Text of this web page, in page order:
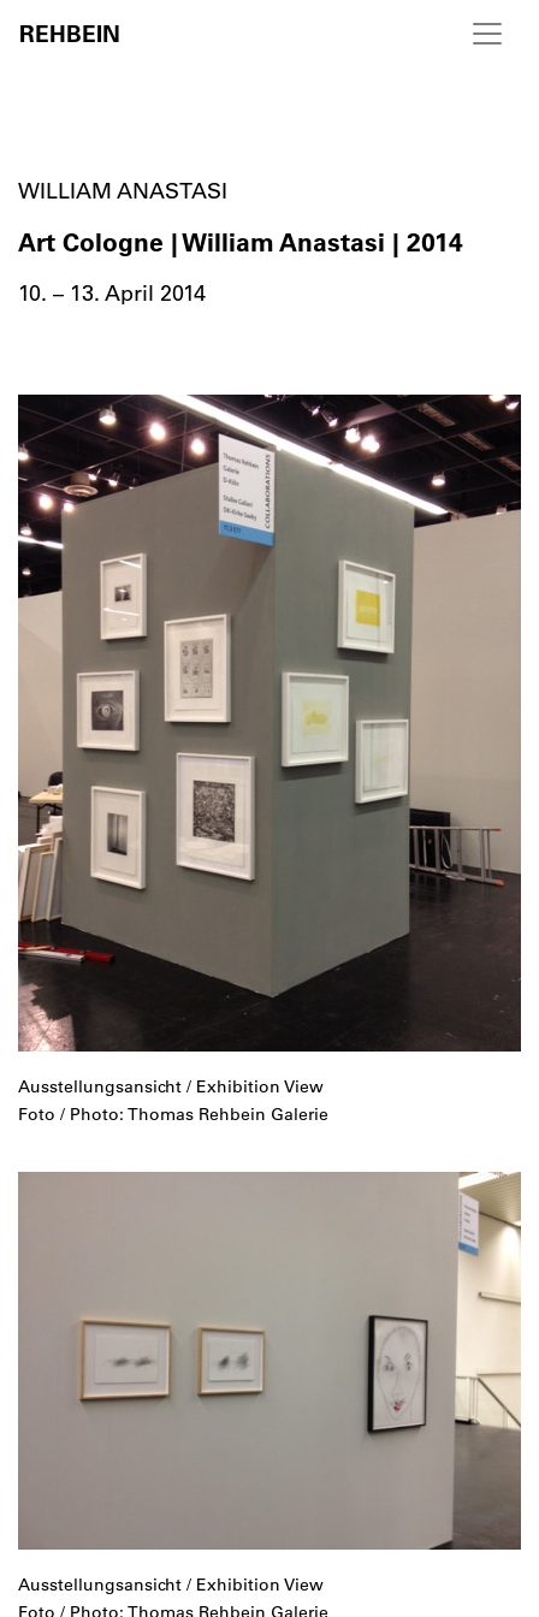
Skip to content
REHBEIN
WILLIAM ANASTASI
Art Cologne | William Anastasi | 2014
10. – 13. April 2014
Ausstellungsansicht / Exhibition View
Foto / Photo: Thomas Rehbein Galerie
Ausstellungsansicht / Exhibition View
Foto / Photo: Thomas Rehbein Galerie